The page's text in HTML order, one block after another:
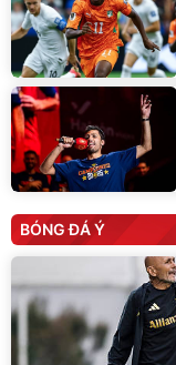
BÓNG ĐÁ Ý